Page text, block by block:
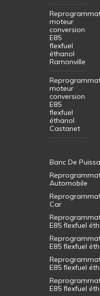
moteur
conversion
E85
flexfuel
éthanol
Ramonville
moteur
conversion
E85
flexfuel
éthanol
Castanet
Banc De
Automobile
Car
E85 flexfuel
E85 flexfuel
E85 flexfuel
E85 flexfuel